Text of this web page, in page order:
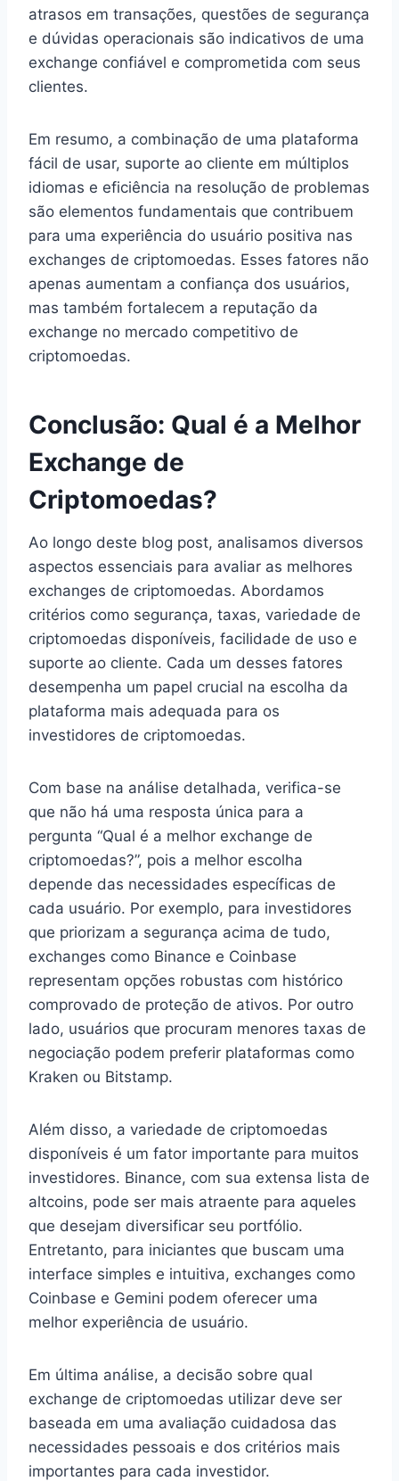
atrasos em transações, questões de segurança
e dúvidas operacionais são indicativos de uma
exchange confiável e comprometida com seus
clientes.
Em resumo, a combinação de uma plataforma
fácil de usar, suporte ao cliente em múltiplos
idiomas e eficiência na resolução de problemas
são elementos fundamentais que contribuem
para uma experiência do usuário positiva nas
exchanges de criptomoedas. Esses fatores não
apenas aumentam a confiança dos usuários,
mas também fortalecem a reputação da
exchange no mercado competitivo de
criptomoedas.
Conclusão: Qual é a Melhor
Exchange de
Criptomoedas?
Ao longo deste blog post, analisamos diversos
aspectos essenciais para avaliar as melhores
exchanges de criptomoedas. Abordamos
critérios como segurança, taxas, variedade de
criptomoedas disponíveis, facilidade de uso e
suporte ao cliente. Cada um desses fatores
desempenha um papel crucial na escolha da
plataforma mais adequada para os
investidores de criptomoedas.
Com base na análise detalhada, verifica-se
que não há uma resposta única para a
pergunta “Qual é a melhor exchange de
criptomoedas?”, pois a melhor escolha
depende das necessidades específicas de
cada usuário. Por exemplo, para investidores
que priorizam a segurança acima de tudo,
exchanges como Binance e Coinbase
representam opções robustas com histórico
comprovado de proteção de ativos. Por outro
lado, usuários que procuram menores taxas de
negociação podem preferir plataformas como
Kraken ou Bitstamp.
Além disso, a variedade de criptomoedas
disponíveis é um fator importante para muitos
investidores. Binance, com sua extensa lista de
altcoins, pode ser mais atraente para aqueles
que desejam diversificar seu portfólio.
Entretanto, para iniciantes que buscam uma
interface simples e intuitiva, exchanges como
Coinbase e Gemini podem oferecer uma
melhor experiência de usuário.
Em última análise, a decisão sobre qual
exchange de criptomoedas utilizar deve ser
baseada em uma avaliação cuidadosa das
necessidades pessoais e dos critérios mais
importantes para cada investidor.